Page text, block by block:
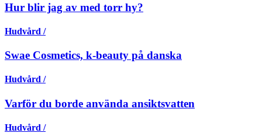
Hur blir jag av med torr hy?
Hudvård /
Swae Cosmetics, k-beauty på danska
Hudvård /
Varför du borde använda ansiktsvatten
Hudvård /